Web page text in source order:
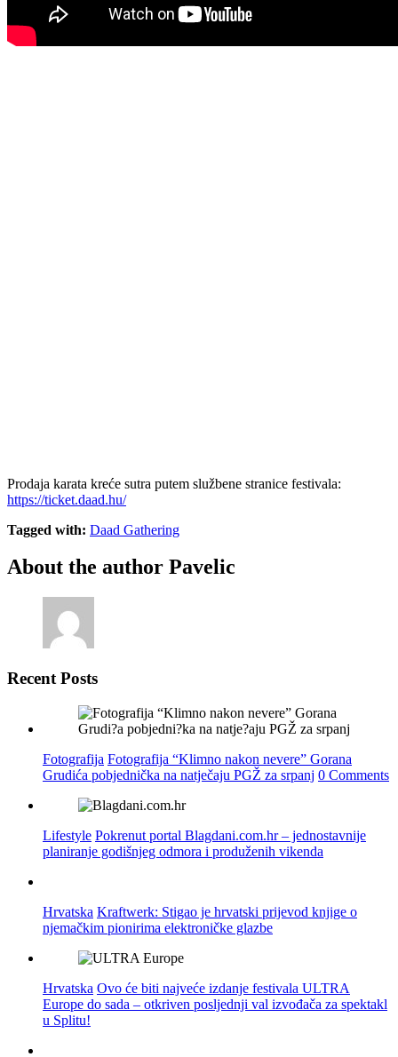
Prodaja karata kreće sutra putem službene stranice festivala:
https://ticket.daad.hu/
Tagged with: Daad Gathering
About the author Pavelic
Recent Posts
Fotografija Fotografija “Klimno nakon nevere” Gorana
Grudića pobjednička na natječaju PGŽ za srpanj 0 Comments
Lifestyle Pokrenut portal Blagdani.com.hr – jednostavnije
planiranje godišnjeg odmora i produženih vikenda
Hrvatska Kraftwerk: Stigao je hrvatski prijevod knjige o
njemačkim pionirima elektroničke glazbe
Hrvatska Ovo će biti najveće izdanje festivala ULTRA
Europe do sada – otkriven posljednji val izvođača za spektakl
u Splitu!